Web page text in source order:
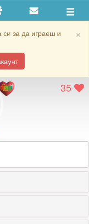
×
за да играеш и
35